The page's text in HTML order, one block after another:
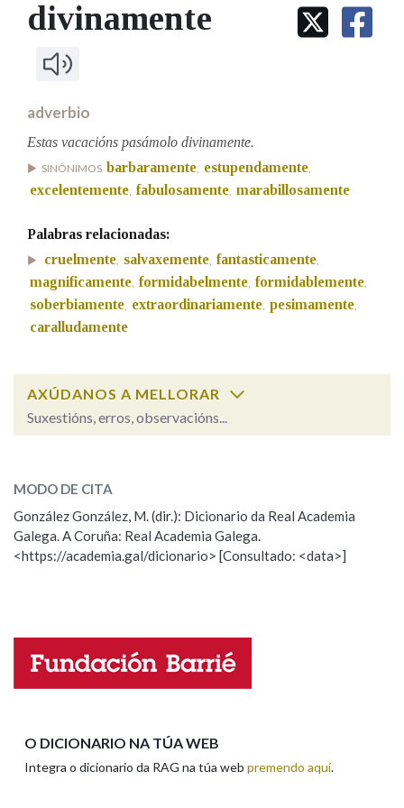
IDENTIDADE CORPORATIVA
MARCIAL DEL ADALID
FIGURAS HOMENAXEADAS
PORTAL DAS PALABRAS
Facebook
TwitterYoutubeInstagram
Bluesky
BUSCAR NOS LEMAS
Comeza por
Contén
BUSCAR NO CONTIDO
Nos exemplos
OUTRAS OPCIÓNS DE BUSCA
Pertence a
divinamente
adverbio
Estas vacacións pasámolo divinamente.
SINÓNIMOS barbaramente, estupendamente,
excelentemente, fabulosamente, marabillosamente
Palabras relacionadas:
cruelmente, salvaxemente, fantasticamente,
magnificamente, formidabelmente, formidablemente,
soberbiamente, extraordinariamente, pesimamente,
caralludamente
AXÚDANOS A MELLORAR
Suxestións, erros, observacións...
ESCOLLE UNHA OPCIÓN:
Observación Hai un erro na palabra
Propoño mellorar a definición
Nome
MODO DE CITA
González González, M. (dir.): Dicionario da Real Academia
Galega. A Coruña: Real Academia Galega.
<https://academia.gal/dicionario> [Consultado: <data>]
O DICIONARIO NA TÚA WEB
Integra o dicionario da RAG na túa web premendo aquí.